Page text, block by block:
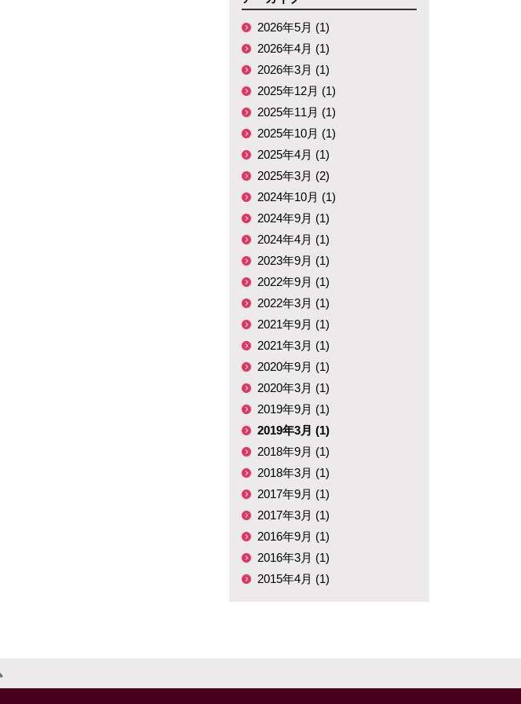
2026年5月 (1)
2026年4月 (1)
2026年3月 (1)
2025年12月 (1)
2025年11月 (1)
2025年10月 (1)
2025年4月 (1)
2025年3月 (2)
2024年10月 (1)
2024年9月 (1)
2024年4月 (1)
2023年9月 (1)
2022年9月 (1)
2022年3月 (1)
2021年9月 (1)
2021年3月 (1)
2020年9月 (1)
2020年3月 (1)
2019年9月 (1)
2019年3月 (1)
2018年9月 (1)
2018年3月 (1)
2017年9月 (1)
2017年3月 (1)
2016年9月 (1)
2016年3月 (1)
2015年4月 (1)